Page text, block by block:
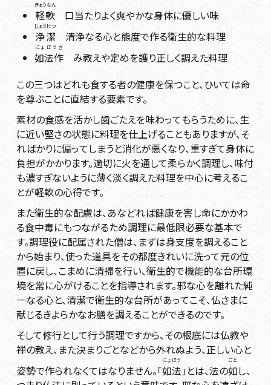
軽軟
きょうなん
口当たりよく爽やかな身体に優しい味
浄潔
じょうけつ
清浄なる心と態度で作る衛生的な料理
如法作
にょほうさ
み教えや定めを護り正しく調えた料理
この三つはどれも食する者の健康を保つこと、ひいては命
を尊ぶことに直結する要素です。
素材の食感を活かし歯ごたえを味わってもらうために、生
に近い堅さの状態に料理を仕上げることもありますが、そ
ればかりに偏ってしまうと消化が悪くなり、重すぎて身体に
負担がかかります。適切に火を通して柔らかく調理し、味付
も濃すぎないように薄く淡く調えた料理を中心に考えるこ
とが軽軟の心得です。
また衛生的な配慮は、あなどれば健康を害し命にかかわ
る食中毒にもつながるため調理に最低限必要な基本で
す。調理役に配属された僧は、まずは身支度を調えること
から始まり、使った道具をその都度きれいに洗って元の位
置に戻し、こまめに清掃を行い、衛生的で機能的な台所環
境を常に心がけることを指導されます。邪な心を離れた純
一なる心と、清潔で衛生的な台所があってこそ、仏さまに
献じるきよらかなお膳を調えることができるのです。
そして修行として行う調理ですから、その根底には仏教や
禅の教え、また決まりごとなどから外れぬよう、正しい心と
姿勢で作られなくてはなりません。「如法
にょほう
」とは、法の如
ごと
し、